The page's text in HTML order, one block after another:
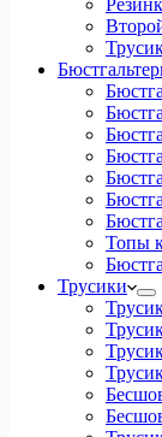
Топы
Трусики